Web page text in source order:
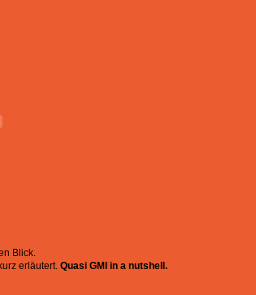
Blick.
erläutert. Quasi GMI in a nutshell.